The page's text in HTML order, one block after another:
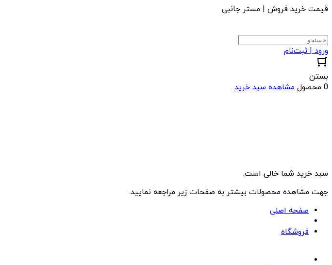
قیمت خرید فروش | مستر جانبی
ورود | ثبت‌نام
بستن
0 محصول
مشاهده سبد خرید
سبد خرید شما خالی است.
جهت مشاهده محصولات بیشتر به صفحات زیر مراجعه نمایید.
صفحه اصلی
فروشگاه